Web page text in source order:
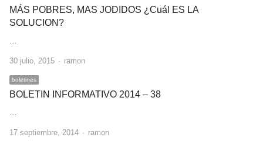
MÁS POBRES, MAS JODIDOS ¿Cuál ES LA
SOLUCION?
30 julio, 2015 Author
ramon
boletines
BOLETIN INFORMATIVO 2014 – 38
17 septiembre, 2014 Author
ramon